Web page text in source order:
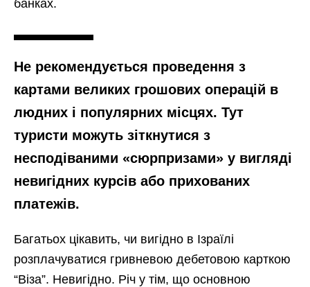
банках.
Не рекомендується проведення з
картами великих грошових операцій в
людних і популярних місцях. Тут
туристи можуть зіткнутися з
несподіваними «сюрпризами» у вигляді
невигідних курсів або прихованих
платежів.
Багатьох цікавить, чи вигідно в Ізраїлі
розплачуватися гривневою дебетовою карткою
“Віза”. Невигідно. Річ у тім, що основною